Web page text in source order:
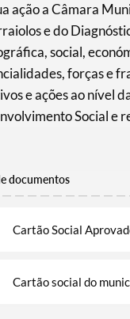
ação a Câmara
e do
social,
forças e
e ações ao nível
Social e
documentos
Cartão Social
Cartão social do